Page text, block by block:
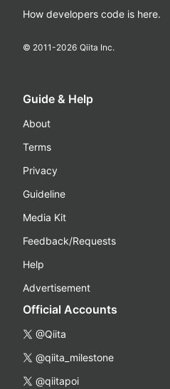
How developers code is here.
© 2011-2026 Qiita Inc.
Guide & Help
About
Terms
Privacy
Guideline
Media Kit
Feedback/Requests
Help
Advertisement
Official Accounts
@Qiita
@qiita_milestone
@qiitapoi